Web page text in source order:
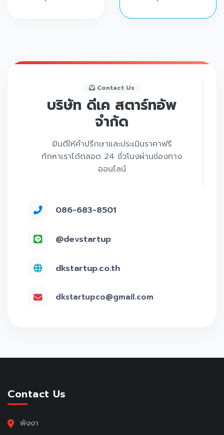
Contact Us
บริษัท ดีเค สตาร์ทอัพ
จำกัด
ยินดีให้คำปรึกษาและประเมินราคาฟรี
ทักหาเราได้ตลอด 24 ชั่วโมงผ่านช่องทาง
ออนไลน์
086-683-8501
@devstartup
dkstartup.co.th
dkstartupco@gmail.com
Contact Us
พังงา